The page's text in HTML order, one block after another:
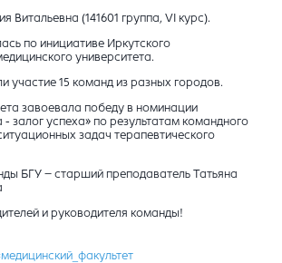
Витальевна (141601 группа, VI курс).
по инициативе Иркутского
университета.
участие 15 команд из разных городов.
завоевала победу в номинации
залог успеха» по результатам командного
задач терапевтического
БГУ – старший преподаватель Татьяна
и руководителя команды!